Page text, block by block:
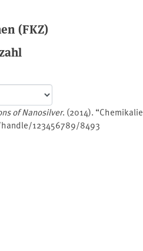
(FKZ)
of Nanosilver. (2014).
123456789/8493